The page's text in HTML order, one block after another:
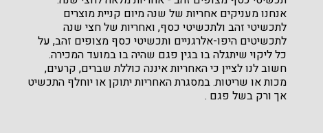
אנחנו מעניקים אחריות של שנה מיום קניית מוצרים
לתכשיטי זהב ולתכשיטי כסף, ואחריות של חצי שנה
לתכשיטים היפו-אלרגניים ותכשיטי כסף מצופים זהב, על
כל ליקוי שיתגלה בו בגין פגם שהיה בו במועד המכירה.
חשוב לנו לציין כי האחריות איננה כוללת שברים, קרעים,
מכות או שריטות. במסגרת האחריות יתוקן או יוחלף התכשיט
אך ורק בשל פגם .